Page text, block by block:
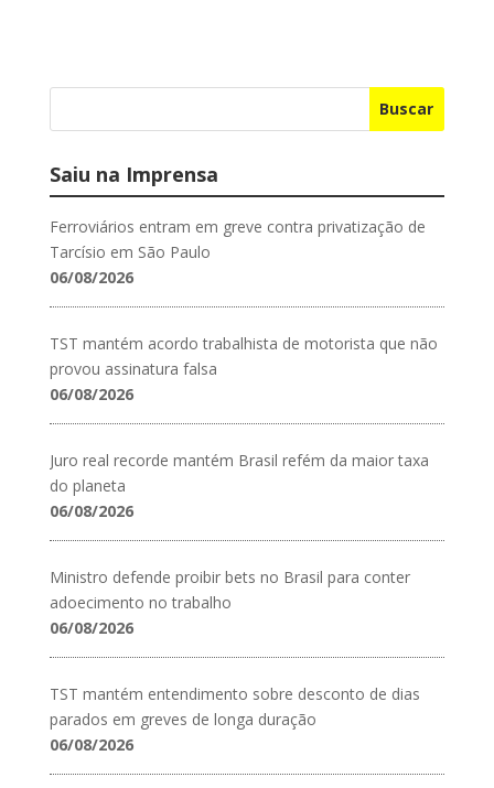
Buscar
Saiu na Imprensa
Ferroviários entram em greve contra privatização de
Tarcísio em São Paulo
06/08/2026
TST mantém acordo trabalhista de motorista que não
provou assinatura falsa
06/08/2026
Juro real recorde mantém Brasil refém da maior taxa
do planeta
06/08/2026
Ministro defende proibir bets no Brasil para conter
adoecimento no trabalho
06/08/2026
TST mantém entendimento sobre desconto de dias
parados em greves de longa duração
06/08/2026